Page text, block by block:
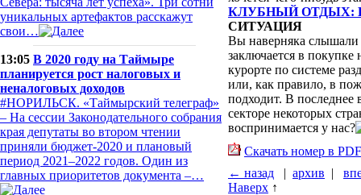
уникальных артефактов расскажут
свои…
13:05 В 2020 году на Таймыре
планируется рост налоговых и
неналоговых доходов
#НОРИЛЬСК. «Таймырский телеграф»
– На сессии Законодательного собрания
края депутаты во втором чтении
приняли бюджет-2020 и плановый
период 2021–2022 годов. Один из
главных приоритетов документа –…
КЛУБНЫЙ ОТДЫХ:
СИТУАЦИЯ
Вы наверняка слышали
заключается в
курорте по системе
или, как правило, в
подходит. В последнее
секторе некоторых
воспринимается у нас?
Скачать номер в
← назад | архив |
Наверх ↑